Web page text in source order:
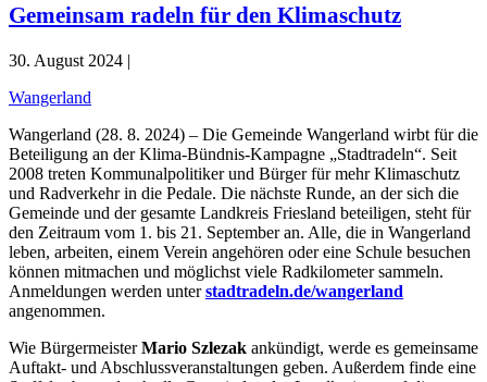
Gemeinsam radeln für den Klimaschutz
30. August 2024 |
Wangerland
Wangerland (28. 8. 2024) – Die Gemeinde Wangerland wirbt für die
Beteiligung an der Klima-Bündnis-Kampagne „Stadtradeln“. Seit
2008 treten Kommunalpolitiker und Bürger für mehr Klimaschutz
und Radverkehr in die Pedale. Die nächste Runde, an der sich die
Gemeinde und der gesamte Landkreis Friesland beteiligen, steht für
den Zeitraum vom 1. bis 21. September an. Alle, die in Wangerland
leben, arbeiten, einem Verein angehören oder eine Schule besuchen
können mitmachen und möglichst viele Radkilometer sammeln.
Anmeldungen werden unterstadtradeln.de/wangerland
angenommen.
Wie BürgermeisterMario Szlezak ankündigt, werde es gemeinsame
Auftakt- und Abschlussveranstaltungen geben. Außerdem finde eine